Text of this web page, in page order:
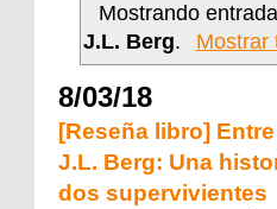
Mostrando
J.L. Berg. Mostrar
8/03/18
[Reseña libro]
J.L. Berg: Una
dos supervivientes